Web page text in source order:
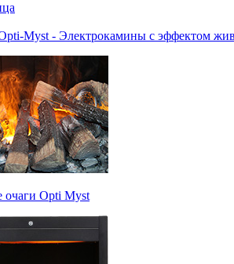
Myst - Электрокамины с эффектом
Opti Myst